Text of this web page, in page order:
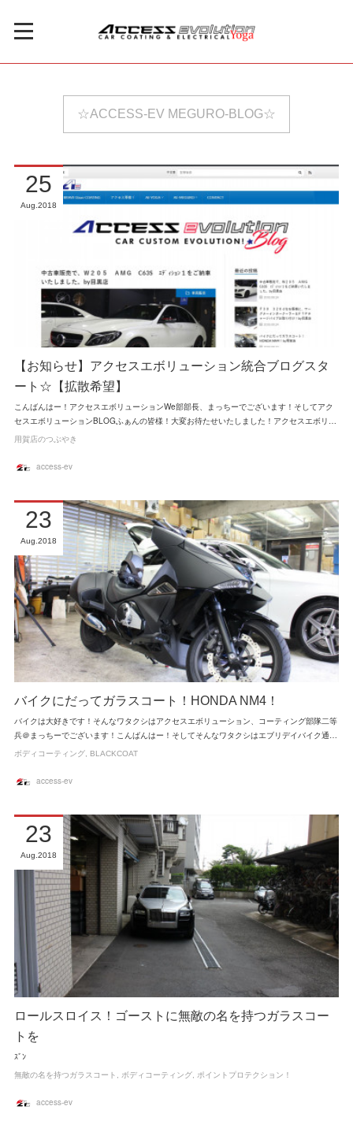
☆ACCESS-EV MEGURO-BLOG☆
【お知らせ】アクセスエボリューション統合ブログスタ
ート☆【拡散希望】
こんばんはー！アクセスエボリューションWe部部長、まっちーでございます！そしてアク
セスエボリューションBLOGふぁんの皆様！大変お待たせいたしました！アクセスエボリ…
25
Aug 2018
用賀店のつぶやき
access-ev
バイクにだってガラスコート！HONDA NM4！
バイクは大好きです！そんなワタクシはアクセスエボリューション、コーティング部隊二等
兵＠まっちーでございます！こんばんはー！そしてそんなワタクシはエブリデイバイク通…
23
Aug 2018
ボディコーティング BLACKCOAT
access-ev
ロールスロイス！ゴーストに無敵の名を持つガラスコー
トを
ｽﾞﾝ
23
Aug 2018
無敵の名を持つガラスコート ボディコーティング ポイントプロテクション！
access-ev